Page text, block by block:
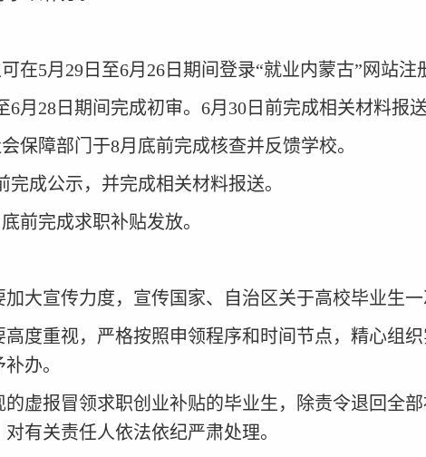
可在5月 29 日至6月 26 日期间登录“就业内蒙古”网站注
6月 28 日期间完成初审。 6月 30 日前完成相关材料报送
保障部门于8月底前完成核查并反馈学校。
完成公示，并完成相关材料报送。
前完成求职补贴发放。
加大宣传力度，宣传国家、自治区关于高校毕业生一
高度重视，严格按照申领程序和时间节点，精心组
补办。
的虚报冒领求职创业补贴的毕业生，除责令退回全
有关责任人依法依纪严肃处理。